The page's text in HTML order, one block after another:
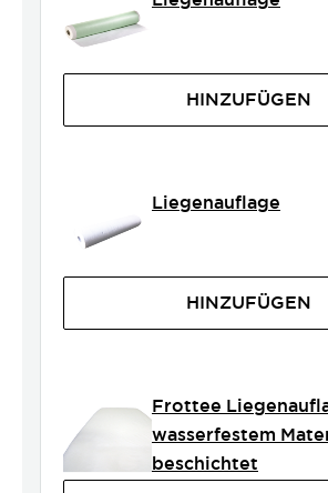
HINZUFÜGEN
Liegenauflage
HINZUFÜGEN
Frottee
wasserfestem
beschichtet